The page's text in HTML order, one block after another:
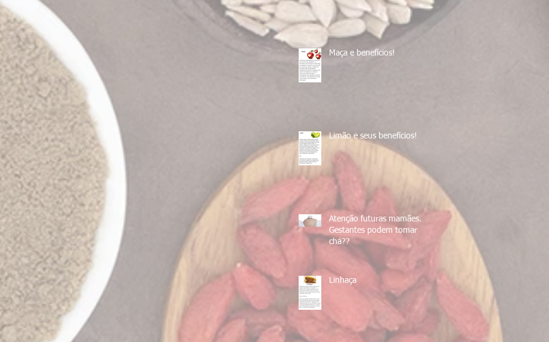
Maça e benefícios!
Limão e seus benefícios!
Atenção futuras mamães....
Gestantes podem tomar
chá??
Linhaça